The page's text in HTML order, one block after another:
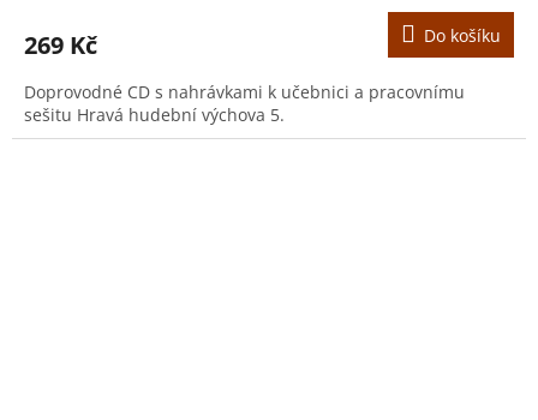
269 Kč Do košíku
Doprovodné CD s nahrávkami k učebnici a pracovnímu
sešitu Hravá hudební výchova 5.